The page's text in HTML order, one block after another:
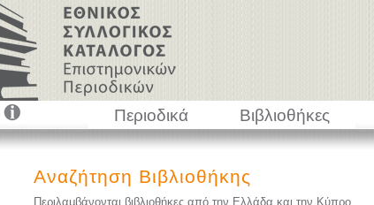
Περιοδικά Βιβλιοθήκες
Αναζήτηση Βιβλιοθήκης
Περιλαμβάνονται βιβλιοθήκες από την Ελλάδα και την Κύπρο